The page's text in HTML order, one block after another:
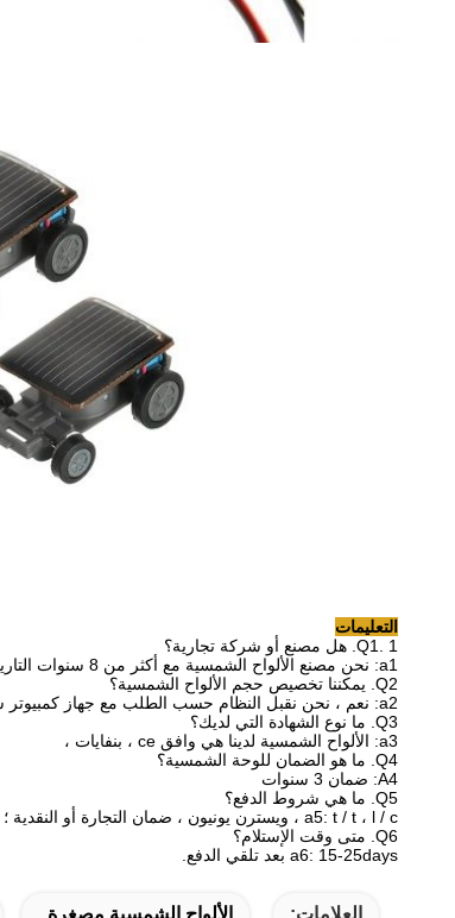
التعليمات
Q1.
1. هل مصنع أو شركة تجارية؟
a1: نحن مصنع الألواح الشمسية مع أكثر من 8 سنوات التاريخ.
Q2. يمكننا تخصيص حجم الألواح الشمسية؟
a2: نعم ، نحن نقبل النظام حسب الطلب مع جهاز كمبيوتر شخصى موك 100
Q3. ما نوع الشهادة التي لديك؟
a3: الألواح الشمسية لدينا هي وافق ce ، بنفايات ،
Q4. ما هو الضمان للوحة الشمسية؟
A4: ضمان 3 سنوات
Q5. ما هي شروط الدفع؟
a5: t / t ، l / c ، ويسترن يونيون ، ضمان التجارة أو النقدية ؛
Q6. متى وقت الإستلام؟
a6: 15-25days بعد تلقي الدفع.
العلامات: الألواح الشمسية مصغرة